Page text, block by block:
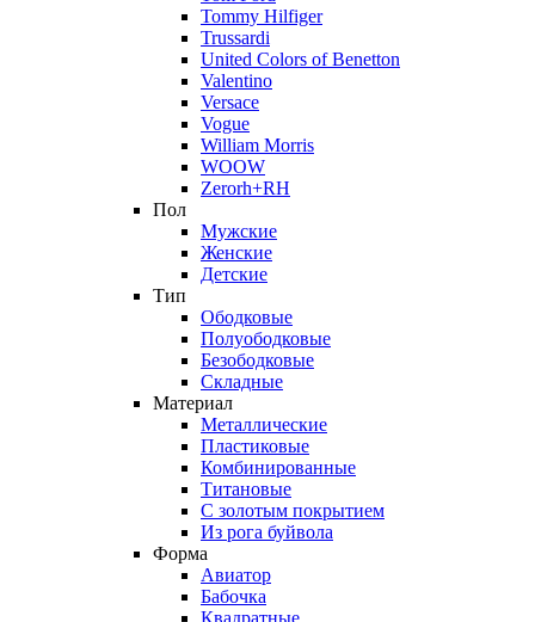
Tommy Hilfiger
Trussardi
United Colors of Benetton
Valentino
Versace
Vogue
William Morris
WOOW
Zerorh+RH
Пол
Мужские
Женские
Детские
Тип
Ободковые
Полуободковые
Безободковые
Складные
Материал
Металлические
Пластиковые
Комбинированные
Титановые
С золотым покрытием
Из рога буйвола
Форма
Авиатор
Бабочка
Квадратные